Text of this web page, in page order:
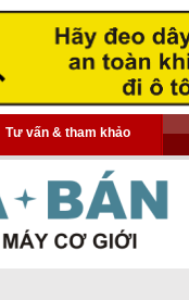
Tư vấn & tham khảo